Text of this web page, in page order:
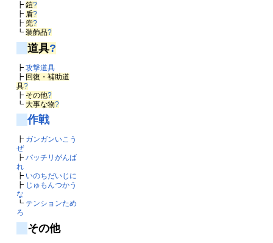
┣ 鎧?
┣ 盾?
┣ 兜?
┗ 装飾品?
道具?
┣ 攻撃道具
┣ 回復・補助道
具?
┣ その他?
┗ 大事な物?
作戦
┣ ガンガンいこう
ぜ
┣ バッチリがんば
れ
┣ いのちだいじに
┣ じゅもんつかう
な
┗ テンションため
ろ
その他